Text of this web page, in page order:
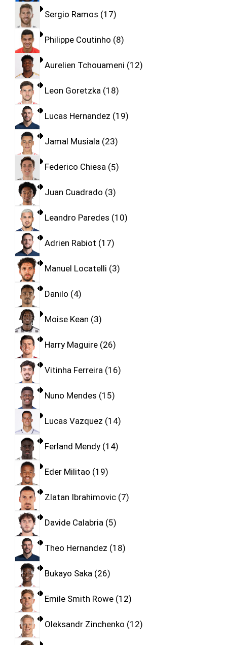
Sergio Ramos 17
Philippe Coutinho 8
Aurelien Tchouameni 12
Leon Goretzka 18
Lucas Hernandez 19
Jamal Musiala 23
Federico Chiesa 5
Juan Cuadrado 3
Leandro Paredes 10
Adrien Rabiot 17
Manuel Locatelli 3
Danilo 4
Moise Kean 3
Harry Maguire 26
Vitinha Ferreira 16
Nuno Mendes 15
Lucas Vazquez 14
Ferland Mendy 14
Eder Militao 19
Zlatan Ibrahimovic 7
Davide Calabria 5
Theo Hernandez 18
Bukayo Saka 26
Emile Smith Rowe 12
Oleksandr Zinchenko 12